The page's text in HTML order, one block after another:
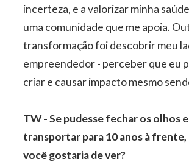
incerteza, e a valorizar minha
uma comunidade que me apoia.
transformação foi descobrir meu
empreendedor - perceber que eu
criar e causar impacto mesmo
TW - Se pudesse fechar os olhos
transportar para 10 anos à frente,
você gostaria de ver?